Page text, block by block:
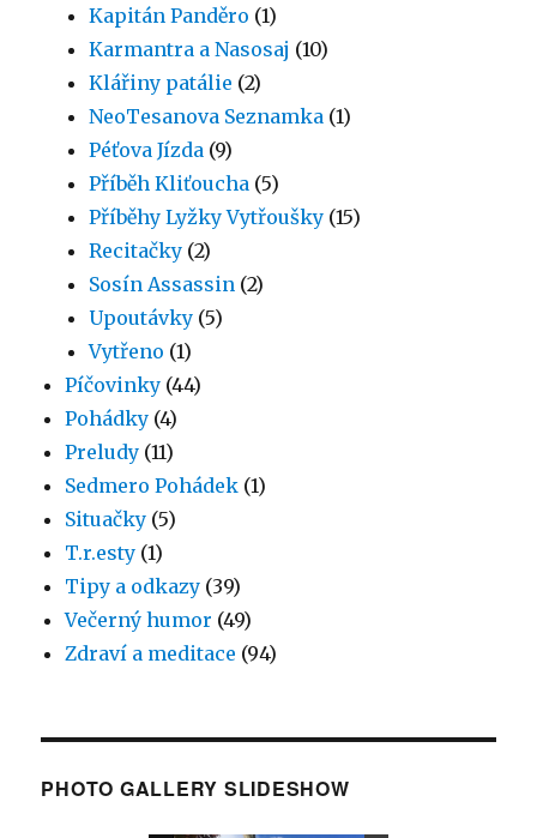
Kapitán Panděro (1)
Karmantra a Nasosaj (10)
Klářiny patálie (2)
NeoTesanova Seznamka (1)
Péťova Jízda (9)
Příběh Kliťoucha (5)
Příběhy Lyžky Vytřoušky (15)
Recitačky (2)
Sosín Assassin (2)
Upoutávky (5)
Vytřeno (1)
Píčovinky (44)
Pohádky (4)
Preludy (11)
Sedmero Pohádek (1)
Situačky (5)
T.r.esty (1)
Tipy a odkazy (39)
Večerný humor (49)
Zdraví a meditace (94)
PHOTO GALLERY SLIDESHOW